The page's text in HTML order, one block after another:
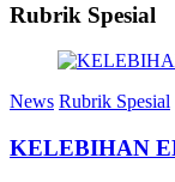
Rubrik Spesial
News Rubrik Spesial
KELEBIHAN